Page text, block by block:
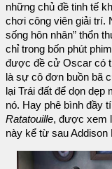
những chủ đề tinh tế
chơi công viên giải trí.
sống hôn nhân” thổn
chỉ trong bốn phút
được đề cử Oscar có
là sự cô đơn buồn bã
lại Trái đất để dọn
nó. Hay phê bình đầy
Ratatouille, được xem
này kể từ sau Addison